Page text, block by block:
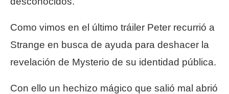
Como vimos en el último tráiler Peter recurrió a
Strange en busca de ayuda para deshacer la
revelación de Mysterio de su identidad pública.
Con ello un hechizo mágico que salió mal abrió